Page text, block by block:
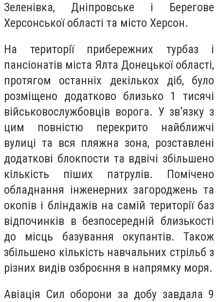
Зеленівка, Дніпровське і Берегове
Херсонської області та місто Херсон.
На території прибережних турбаз і
пансіонатів міста Ялта Донецької області,
протягом останніх декількох діб, було
розміщено додатково близько 1 тисячі
військовослужбовців ворога. У зв’язку з
цим повністю перекрито найближчі
вулиці та вся пляжна зона, розставлені
додаткові блокпости та вдвічі збільшено
кількість піших патрулів. Помічено
обладнання інженерних загороджень та
окопів і бліндажів на самій території баз
відпочинків в безпосередній близькості
до місць базування окупантів. Також
збільшено кількість навчальних стрільб з
різних видів озброєння в напрямку моря.
Авіація Сил оборони за добу завдала 9